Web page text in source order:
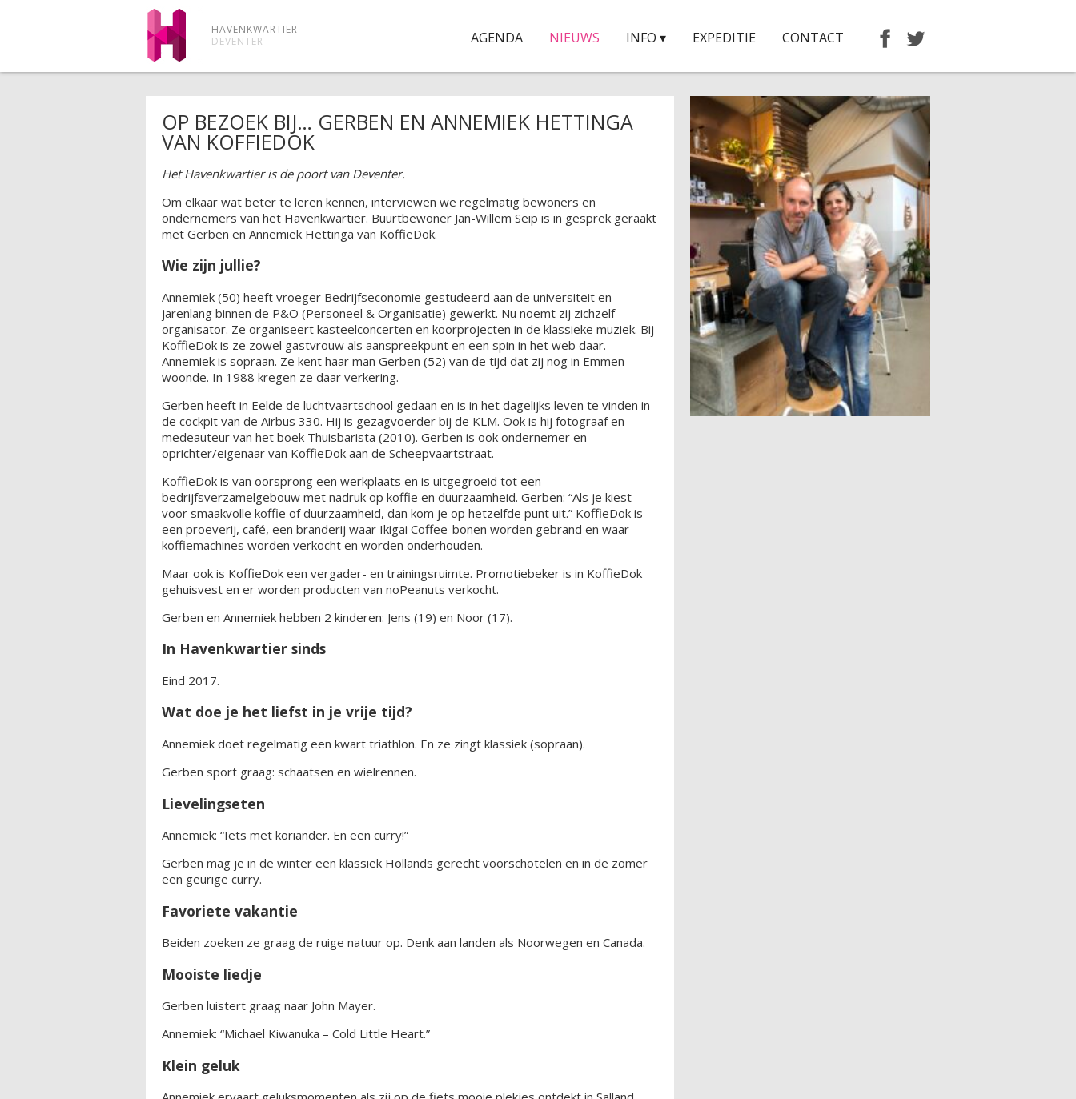
HAVENKWARTIER
DEVENTER
AGENDA NIEUWS INFO ▾ EXPEDITIE CONTACT
OP BEZOEK BIJ… GERBEN EN ANNEMIEK HETTINGA
VAN KOFFIEDOK
Het Havenkwartier is de poort van Deventer.
Om elkaar wat beter te leren kennen, interviewen we regelmatig bewoners en
ondernemers van het Havenkwartier. Buurtbewoner Jan-Willem Seip is in gesprek geraakt
met Gerben en Annemiek Hettinga van KoffieDok.
Wie zijn jullie?
Annemiek (50) heeft vroeger Bedrijfseconomie gestudeerd aan de universiteit en
jarenlang binnen de P&O (Personeel & Organisatie) gewerkt. Nu noemt zij zichzelf
organisator. Ze organiseert kasteelconcerten en koorprojecten in de klassieke muziek. Bij
KoffieDok is ze zowel gastvrouw als aanspreekpunt en een spin in het web daar.
Annemiek is sopraan. Ze kent haar man Gerben (52) van de tijd dat zij nog in Emmen
woonde. In 1988 kregen ze daar verkering.
Gerben heeft in Eelde de luchtvaartschool gedaan en is in het dagelijks leven te vinden in
de cockpit van de Airbus 330. Hij is gezagvoerder bij de KLM. Ook is hij fotograaf en
medeauteur van het boek Thuisbarista (2010). Gerben is ook ondernemer en
oprichter/eigenaar van KoffieDok aan de Scheepvaartstraat.
KoffieDok is van oorsprong een werkplaats en is uitgegroeid tot een
bedrijfsverzamelgebouw met nadruk op koffie en duurzaamheid. Gerben: “Als je kiest
voor smaakvolle koffie of duurzaamheid, dan kom je op hetzelfde punt uit.” KoffieDok is
een proeverij, café, een branderij waar Ikigai Coffee-bonen worden gebrand en waar
koffiemachines worden verkocht en worden onderhouden.
Maar ook is KoffieDok een vergader- en trainingsruimte. Promotiebeker is in KoffieDok
gehuisvest en er worden producten van noPeanuts verkocht.
Gerben en Annemiek hebben 2 kinderen: Jens (19) en Noor (17).
In Havenkwartier sinds
Eind 2017.
Wat doe je het liefst in je vrije tijd?
Annemiek doet regelmatig een kwart triathlon. En ze zingt klassiek (sopraan).
Gerben sport graag: schaatsen en wielrennen.
Lievelingseten
Annemiek: “Iets met koriander. En een curry!”
Gerben mag je in de winter een klassiek Hollands gerecht voorschotelen en in de zomer
een geurige curry.
Favoriete vakantie
Beiden zoeken ze graag de ruige natuur op. Denk aan landen als Noorwegen en Canada.
Mooiste liedje
Gerben luistert graag naar John Mayer.
Annemiek: “Michael Kiwanuka – Cold Little Heart.”
Klein geluk